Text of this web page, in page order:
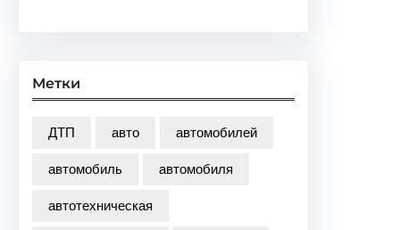
Метки
ДТП авто
автомобилей
автомобиль
автомобиля
автотехническая